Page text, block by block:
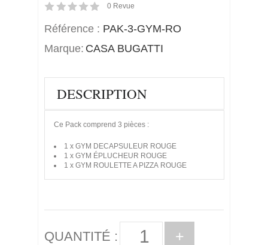
0 Revue
Référence : PAK-3-GYM-RO
Marque: CASA BUGATTI
DESCRIPTION
Ce Pack comprend 3 pièces :
1 x GYM DECAPSULEUR ROUGE
1 x GYM ÉPLUCHEUR ROUGE
1 x GYM ROULETTE A PIZZA ROUGE
QUANTITÉ : +